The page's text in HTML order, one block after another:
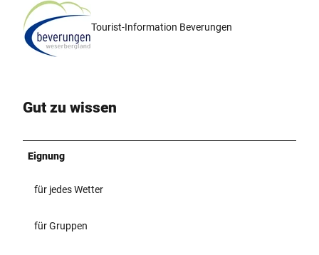
Tourist-Information Beverungen
Gut zu wissen
Eignung
für jedes Wetter
für Gruppen